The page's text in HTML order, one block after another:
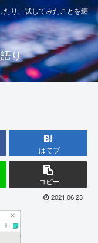
り、試してみたことを纏
り
はてブ
コピー
2021.06.23